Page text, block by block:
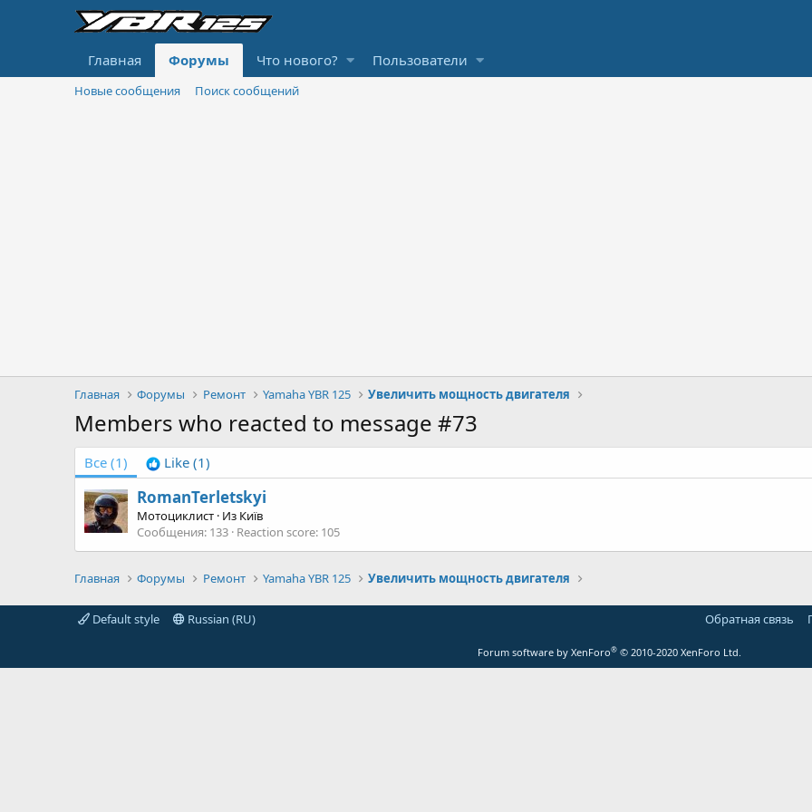
Главная Форумы Что нового? Пользователи
Новые сообщения Поиск сообщений
Главная Форумы Ремонт Yamaha YBR 125 Увеличить мощность двигателя
Members who reacted to message #73
Все (1) Like (1)
RomanTerletskyi
Мотоциклист · Из Київ
Сообщения 133 Reaction score 105
Главная Форумы Ремонт Yamaha YBR 125 Увеличить мощность двигателя
Default style Russian (RU) Обратная связь
Forum software by XenForo® © 2010-2020 XenForo Ltd.